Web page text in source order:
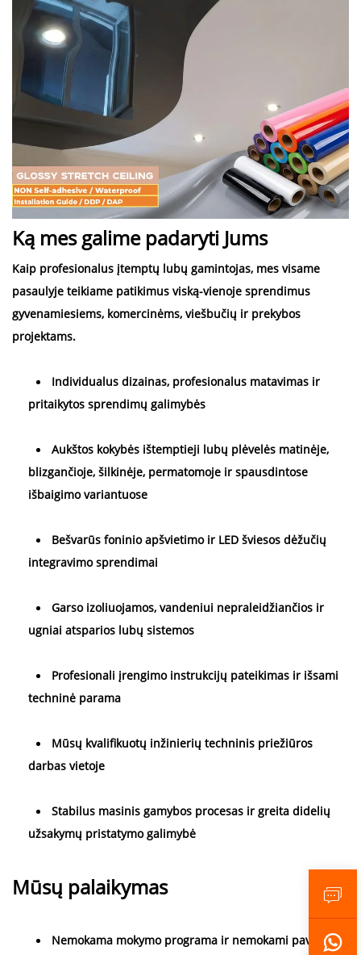
Ką mes galime padaryti Jums
Kaip profesionalus įtemptų lubų gamintojas, mes visame
pasaulyje teikiame patikimus viską-vienoje sprendimus
gyvenamiesiems, komercinėms, viešbučių ir prekybos
projektams.
Individualus dizainas, profesionalus matavimas ir
pritaikytos sprendimų galimybės
Aukštos kokybės ištemptieji lubų plėvelės matinėje,
blizgančioje, šilkinėje, permatomoje ir spausdintose
išbaigimo variantuose
Bešvarūs foninio apšvietimo ir LED šviesos dėžučių
integravimo sprendimai
Garso izoliuojamos, vandeniui nepraleidžiančios ir
ugniai atsparios lubų sistemos
Profesionali įrengimo instrukcijų pateikimas ir išsami
techninė parama
Mūsų kvalifikuotų inžinierių techninis priežiūros
darbas vietoje
Stabilus masinis gamybos procesas ir greita didelių
užsakymų pristatymo galimybė
Mūsų palaikymas